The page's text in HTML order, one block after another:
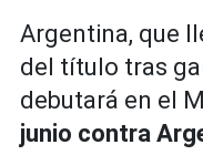
Argentina, que
del título tras
debutará en el
junio contra